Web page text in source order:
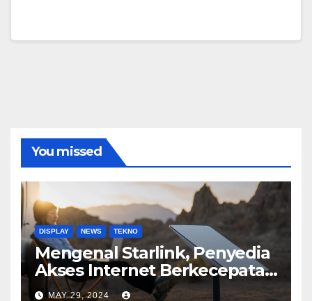
You missed
DISPLAY NEWS TEKNO
Mengenal Starlink, Penyedia
Akses Internet Berkecepatan
Tinggi
MAY 29, 2024